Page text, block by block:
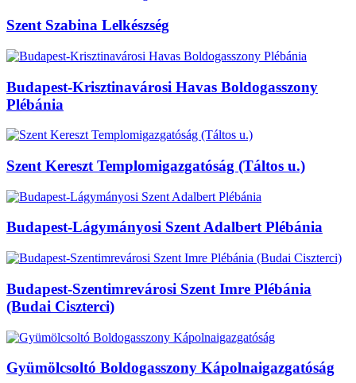
Szent Szabina Lelkészség
Budapest-Krisztinavárosi Havas Boldogasszony
Plébánia
Szent Kereszt Templomigazgatóság (Táltos u.)
Budapest-Lágymányosi Szent Adalbert Plébánia
Budapest-Szentimrevárosi Szent Imre Plébánia
(Budai Ciszterci)
Gyümölcsoltó Boldogasszony Kápolnaigazgatóság